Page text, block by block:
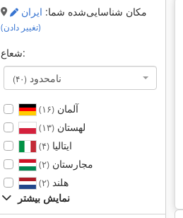
مکان شناسایی‌شده شما: ایران
(تغییر دادن)
شعاع:
نامحدود (۴۰)
آلمان(۱۶)
لهستان(۱۳)
ایتالیا(۴)
مجارستان(۲)
هلند(۲)
نمایش بیشتر